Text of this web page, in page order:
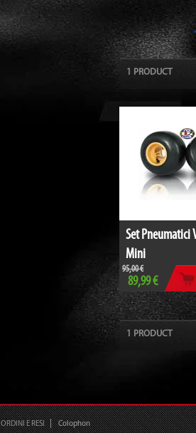
1 PRODUCT
Set Pneumatici
Mini
95,00 €
89,99 €
1 PRODUCT
ORDINI E RESI Colophon